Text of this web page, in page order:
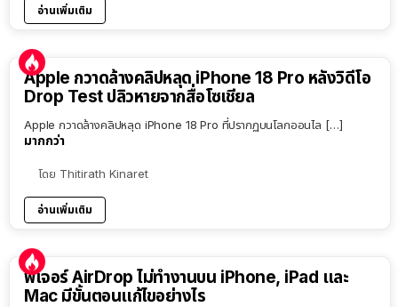
อ่านเพิ่มเติม
Apple กวาดล้างคลิปหลุด iPhone 18 Pro หลังวิดีโอ
Drop Test ปลิวหายจากสื่อโซเชียล
Apple กวาดล้างคลิปหลุด iPhone 18 Pro ที่ปรากฏบนโลกออนไล […]
มากกว่า
โดย Thitirath Kinaret
อ่านเพิ่มเติม
ฟีเจอร์ AirDrop ไม่ทำงานบน iPhone, iPad และ
Mac มีขั้นตอนแก้ไขอย่างไร